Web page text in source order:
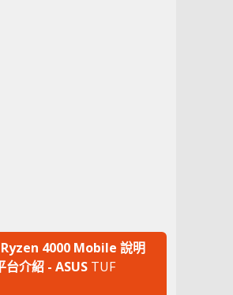
4000 Mobile 說明
台介紹 - ASUS TUF